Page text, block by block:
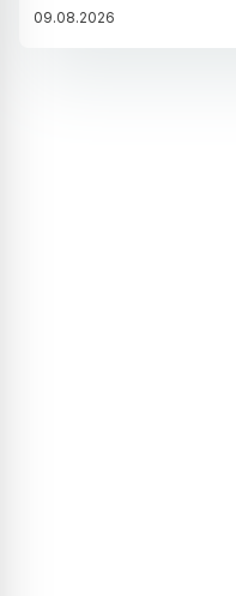
09.08.2026